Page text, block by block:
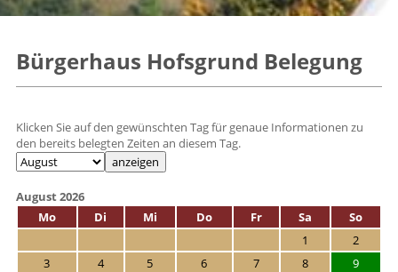
Bürgerhaus Hofsgrund Belegung
Klicken Sie auf den gewünschten Tag für genaue Informationen zu
den bereits belegten Zeiten an diesem Tag.
August 2026
Mo
Di Mi Do Fr Sa
So
1
2
3
4 5 6 7 8
9